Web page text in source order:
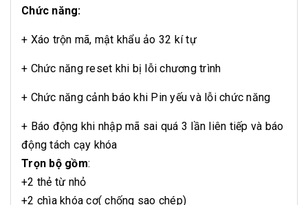
Chức năng:
+ Xáo trộn mã, mật khẩu ảo 32 kí tự
+ Chức năng reset khi bị lỗi chương trình
+ Chức năng cảnh báo khi Pin yếu và lỗi chức năng
+ Báo động khi nhập mã sai quá 3 lần liên tiếp và báo
động tách cạy khóa
Trọn bộ gồm:
+2 thẻ từ nhỏ
+2 chìa khóa cơ( chống sao chép)